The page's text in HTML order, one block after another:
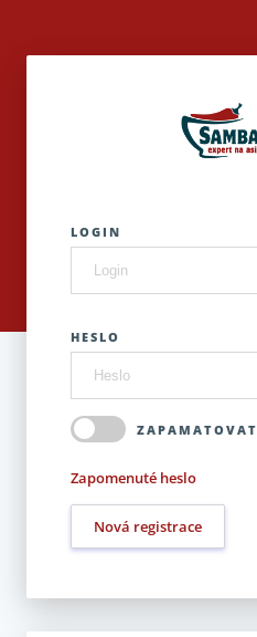
LOGIN
HESLO
ZAPAMATOVAT
Zapomenuté heslo
Nová registrace